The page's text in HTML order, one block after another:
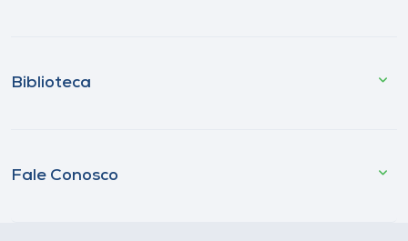
Biblioteca
Fale Conosco